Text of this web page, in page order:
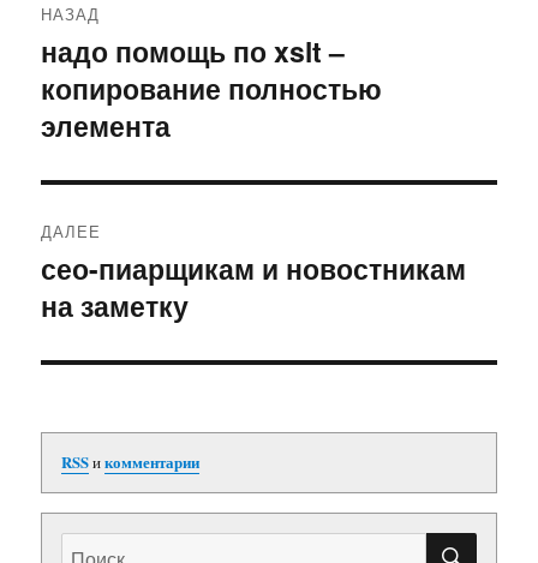
по
записям
НАЗАД
Предыдущая
запись:
надо помощь по xslt –
копирование полностью
элемента
ДАЛЕЕ
Следующая
запись:
сео-пиарщикам и новостникам
на заметку
RSSикомментарии